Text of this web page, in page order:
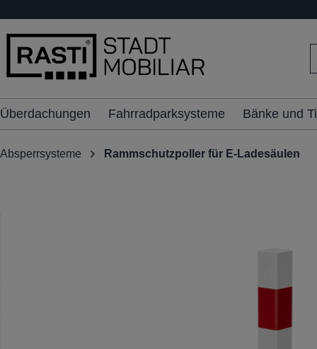
springen
Überdachungen Fahrradparksysteme Bänke und
Absperrsysteme Rammschutzpoller für E-Ladesäulen